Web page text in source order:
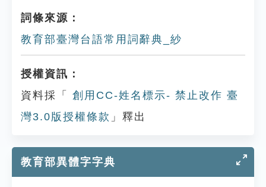
詞條來源：
教育部臺灣台語常用詞辭典_紗
授權資訊：
資料採「
創用CC-姓名標示- 禁止改作 臺
灣3.0版授權條款 」釋出
教育部異體字字典